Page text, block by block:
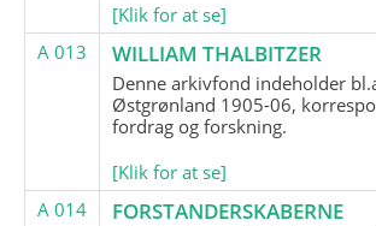
[Klik for at se]
A 013
WILLIAM THALBITZER
Denne arkivfond indeholder
Østgrønland 1905-06,
fordrag og forskning.
[Klik for at se]
A 014
FORSTANDERSKABERNE